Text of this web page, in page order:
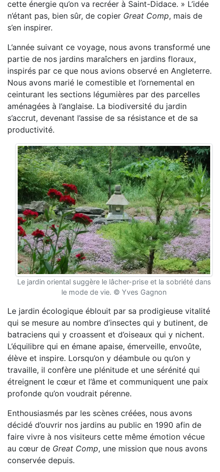
cette énergie qu’on va recréer à Saint-Didace. » L’idée
n’étant pas, bien sûr, de copier Great Comp, mais de
s’en inspirer.
L’année suivant ce voyage, nous avons transformé une
partie de nos jardins maraîchers en jardins floraux,
inspirés par ce que nous avions observé en Angleterre.
Nous avons marié le comestible et l’ornemental en
ceinturant les sections légumières par des parcelles
aménagées à l’anglaise. La biodiversité du jardin
s’accrut, devenant l’assise de sa résistance et de sa
productivité.
Le jardin oriental suggère le lâcher-prise et la sobriété dans
le mode de vie. © Yves Gagnon
Le jardin écologique éblouit par sa prodigieuse vitalité
qui se mesure au nombre d’insectes qui y butinent, de
batraciens qui y croassent et d’oiseaux qui y nichent.
L’équilibre qui en émane apaise, émerveille, envoûte,
élève et inspire. Lorsqu’on y déambule ou qu’on y
travaille, il confère une plénitude et une sérénité qui
étreignent le cœur et l’âme et communiquent une paix
profonde qu’on voudrait pérenne.
Enthousiasmés par les scènes créées, nous avons
décidé d’ouvrir nos jardins au public en 1990 afin de
faire vivre à nos visiteurs cette même émotion vécue
au cœur de Great Comp, une mission que nous avons
conservée depuis.